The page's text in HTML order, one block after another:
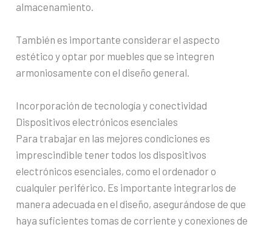
almacenamiento.
También es importante considerar el aspecto
estético y optar por muebles que se integren
armoniosamente con el diseño general.
Incorporación de tecnología y conectividad
Dispositivos electrónicos esenciales
Para trabajar en las mejores condiciones es
imprescindible tener todos los dispositivos
electrónicos esenciales, como el ordenador o
cualquier periférico. Es importante integrarlos de
manera adecuada en el diseño, asegurándose de que
haya suficientes tomas de corriente y conexiones de